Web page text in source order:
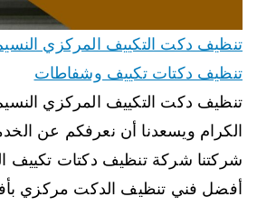
تنظيف دكتات تكييف وشفاطات
تنظيف دكت التكييف المركزي
الكرام ويسعدنا أن نعرفكم عن
شركتنا شركة تنظيف دكتات تكييف
أفضل فني تنظيف الدكت مركزي